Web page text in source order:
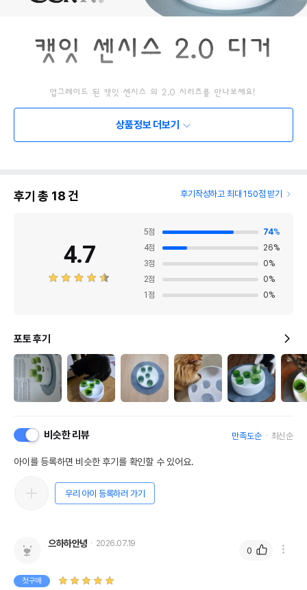
상품정보 더보기
후기 총 18건 후기작성하고 최대 150점 받기
4.7
5점 74%
4점 26%
3점 0%
2점 0%
1 점 0%
포토 후기
비슷한 리뷰 만족도순 최신순
아이를 등록하면 비슷한 후기를 확인할 수 있어요.
우리 아이 등록하러 가기
으하하안녕 2026.07.19
첫구매
0